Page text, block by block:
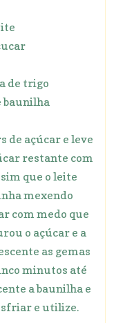
de trigo
baunilha
de açúcar e leve
restante com
que o leite
mexendo
com medo que
o açúcar e a
as gemas
minutos até
a baunilha e
e utilize.